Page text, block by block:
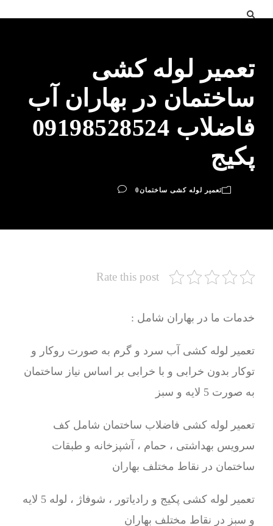
تعمیر لوله کشی
ساختمان در بهاران آب
فاضلاب 09198528524
پکیج
تعمیر لوله کشی ساختمان0
Rate this post
خدمات ما در بهاران شامل :
تعمیر لوله کشی آب سرد و گرم به صورت روکار و
توکار بدون خرابی و با خرابی بر اساس نیاز ساختمان
به صورت 5 لایه و سبز
تعمیر لوله کشی فاضلاب ساختمان شامل کف
سرویس بهداشتی ، حمام ، آشپزخانه و طبقات
ساختمان در نقاط مختلف بهاران
تعمیر لوله کشی پکیج و رادیاتور ، شوفاژ ، لوله 5 لایه
و سبز در نقاط مختلف بهاران